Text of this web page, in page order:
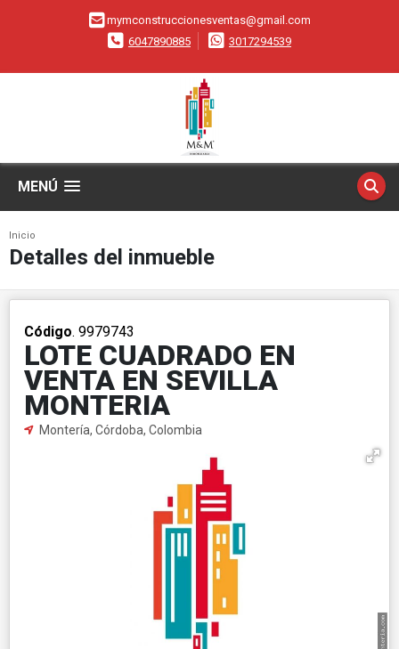
mymconstruccionesventas@gmail.com
6047890885
3017294539
MENÚ
Inicio
Detalles del inmueble
Código. 9979743
LOTE CUADRADO EN
VENTA EN SEVILLA
MONTERIA
Montería, Córdoba, Colombia